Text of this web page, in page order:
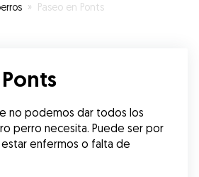
» Paseo en Ponts
no podemos dar todos los
perro necesita. Puede ser por
enfermos o falta de